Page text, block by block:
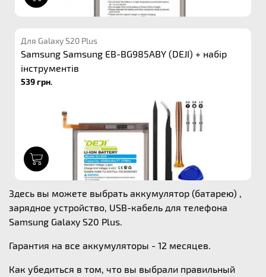
Для Galaxy S20 Plus
Samsung Samsung EB-BG985ABY (DEJI) + набір
інструментів
539 грн.
Здесь вы можете выбрать аккумулятор (батарею) ,
зарядное устройство, USB-кабель для телефона
Samsung Galaxy S20 Plus.
Гарантия на все аккумуляторы - 12 месяцев.
Как убедиться в том, что вы выбрали правильный